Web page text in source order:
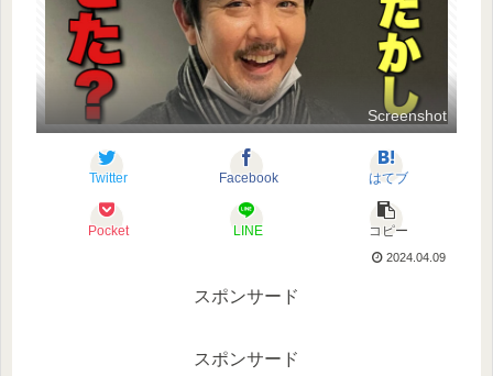
Screenshot
Twitter Facebook はてブ
Pocket LINE コピー
2024.04.09
スポンサード
スポンサード